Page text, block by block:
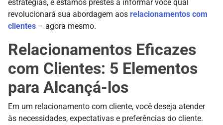
estratégias, e estamos prestes a informar você qual
revolucionará sua abordagem aos relacionamentos com
clientes – agora mesmo.
Relacionamentos Eficazes
com Clientes: 5 Elementos
para Alcançá-los
Em um relacionamento com cliente, você deseja atender
às necessidades, expectativas e preferências do cliente.